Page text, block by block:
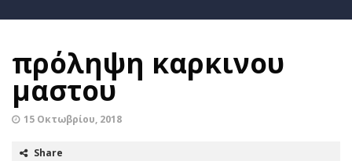
πρόληψη καρκινου
μαστου
15 Οκτωβρίου, 2018
Share